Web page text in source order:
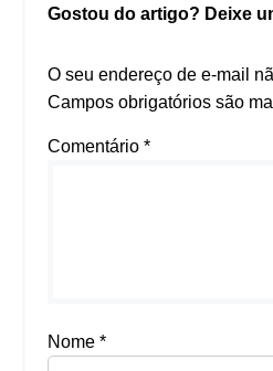
Gostou do artigo? Deixe
O seu endereço de e-mail
Campos obrigatórios são
Comentário *
Nome *